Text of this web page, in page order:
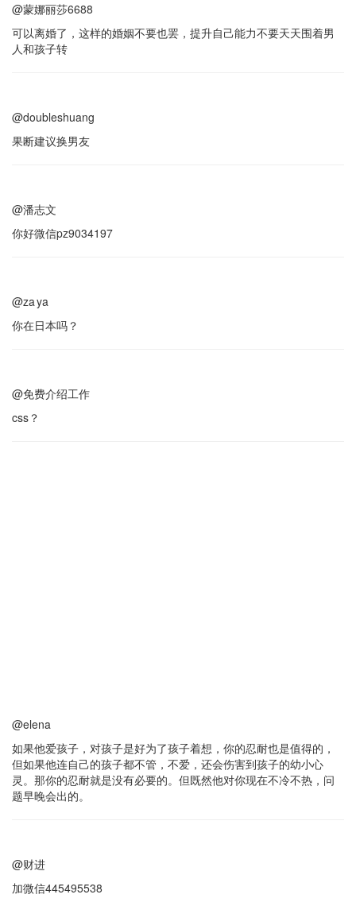
@蒙娜丽莎6688
可以离婚了，这样的婚姻不要也罢，提升自己能力不要天天围着男
人和孩子转
@doubleshuang
果断建议换男友
@潘志文
你好微信pz9034197
@za ya
你在日本吗？
@免费介绍工作
css？
@elena
如果他爱孩子，对孩子是好为了孩子着想，你的忍耐也是值得的，
但如果他连自己的孩子都不管，不爱，还会伤害到孩子的幼小心
灵。那你的忍耐就是没有必要的。但既然他对你现在不冷不热，问
题早晚会出的。
@财进
加微信445495538